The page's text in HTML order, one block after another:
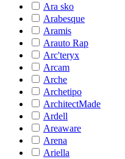
Ara sko
Arabesque
Aramis
Arauto Rap
Arc'teryx
Arcam
Arche
Archetipo
ArchitectMade
Ardell
Areaware
Arena
Ariella